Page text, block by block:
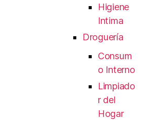
Higiene
Intima
Droguería
Consum
o Interno
Limpiado
r del
Hogar